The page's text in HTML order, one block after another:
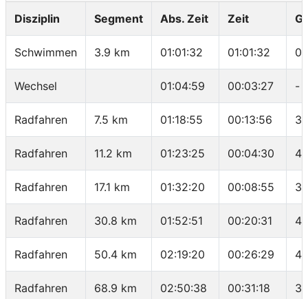
Disziplin Segment Abs. Zeit Zeit
Schwimmen 3.9 km 01:01:32 01:01:32
Wechsel 01:04:59 00:03:27 -
Radfahren 7.5 km 01:18:55 00:13:56
Radfahren 11.2 km 01:23:25 00:04:30
Radfahren 17.1 km 01:32:20 00:08:55
Radfahren 30.8 km 01:52:51 00:20:31
Radfahren 50.4 km 02:19:20 00:26:29
Radfahren 68.9 km 02:50:38 00:31:18